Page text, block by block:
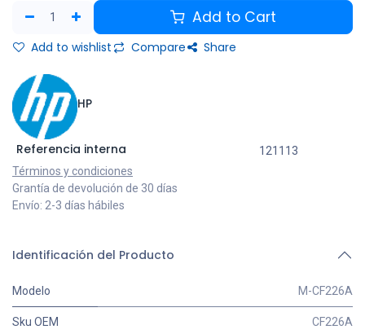
Add to Cart
Add to wishlist Compare Share
HP
Referencia interna
121113
Términos y condiciones
Grantía de devolución de 30 días
Envío: 2-3 días hábiles
Identificación del Producto
Modelo M-CF226A
Sku OEM CF226A